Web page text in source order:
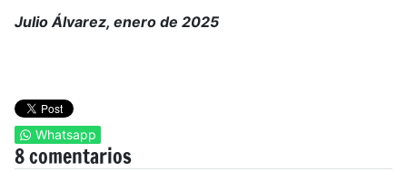
Julio Álvarez, enero de 2025
Whatsapp
8 comentarios